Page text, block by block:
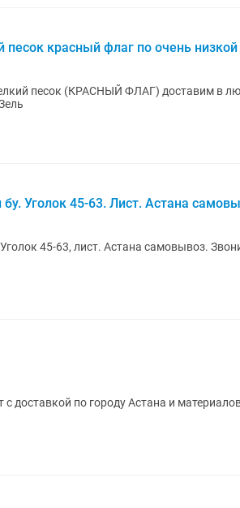
песок красный флаг по очень
песок (КРАСНЫЙ ФЛАГ) доставим в
Уголок 45-63. Лист. Астана
45-63, лист. Астана самовывоз.
доставкой по городу Астана и